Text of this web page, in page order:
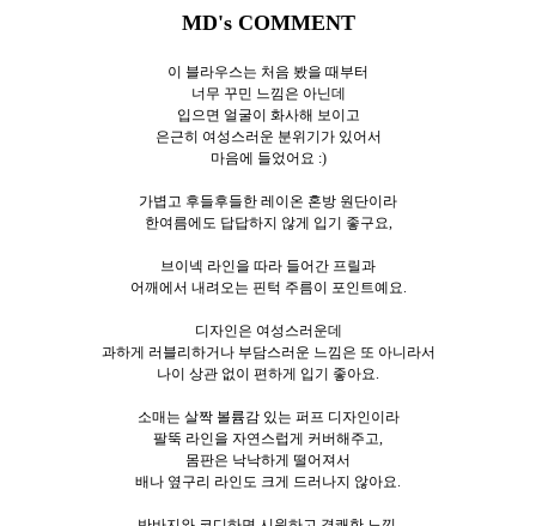
MD's COMMENT
이 블라우스는 처음 봤을 때부터
너무 꾸민 느낌은 아닌데
입으면 얼굴이 화사해 보이고
은근히 여성스러운 분위기가 있어서
마음에 들었어요 :)
가볍고 후들후들한 레이온 혼방 원단이라
한여름에도 답답하지 않게 입기 좋구요,
브이넥 라인을 따라 들어간 프릴과
어깨에서 내려오는 핀턱 주름이 포인트예요.
디자인은 여성스러운데
과하게 러블리하거나 부담스러운 느낌은 또 아니라서
나이 상관 없이 편하게 입기 좋아요.
소매는 살짝 볼륨감 있는 퍼프 디자인이라
팔뚝 라인을 자연스럽게 커버해주고,
몸판은 낙낙하게 떨어져서
배나 옆구리 라인도 크게 드러나지 않아요.